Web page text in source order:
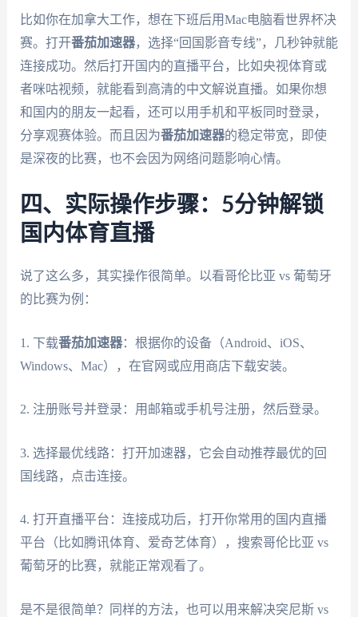
比如你在加拿大工作，想在下班后用Mac电脑看世界杯决
赛。打开番茄加速器，选择“回国影音专线”，几秒钟就能
连接成功。然后打开国内的直播平台，比如央视体育或
者咪咕视频，就能看到高清的中文解说直播。如果你想
和国内的朋友一起看，还可以用手机和平板同时登录，
分享观赛体验。而且因为番茄加速器的稳定带宽，即使
是深夜的比赛，也不会因为网络问题影响心情。
四、实际操作步骤：5分钟解锁
国内体育直播
说了这么多，其实操作很简单。以看哥伦比亚 vs 葡萄牙
的比赛为例：
1. 下载番茄加速器：根据你的设备（Android、iOS、
Windows、Mac），在官网或应用商店下载安装。
2. 注册账号并登录：用邮箱或手机号注册，然后登录。
3. 选择最优线路：打开加速器，它会自动推荐最优的回
国线路，点击连接。
4. 打开直播平台：连接成功后，打开你常用的国内直播
平台（比如腾讯体育、爱奇艺体育），搜索哥伦比亚 vs
葡萄牙的比赛，就能正常观看了。
是不是很简单？同样的方法，也可以用来解决突尼斯 vs